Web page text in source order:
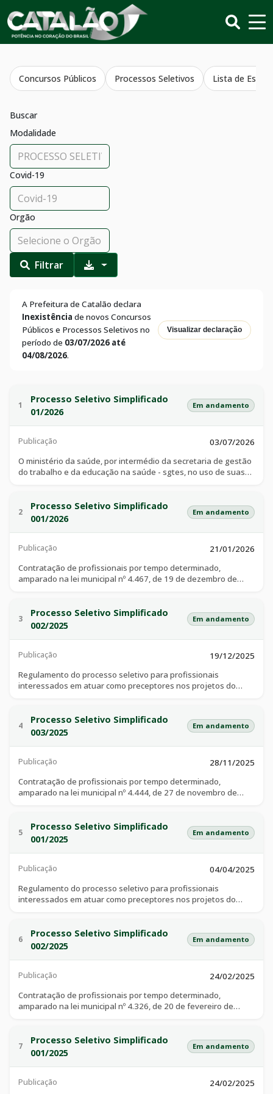
Concursos Públicos Processos Seletivos Lista de
Buscar
Modalidade
Covid-19
Orgão
Filtrar
A Prefeitura de Catalão declara
Inexistência de novos Concursos
Públicos e Processos Seletivos no
período de 03/07/2026 até
04/08/2026.
Visualizar declaração
1
Processo Seletivo Simplificado
01/2026
Em andamento
Publicação
03/07/2026
O ministério da saúde, por intermédio da secretaria de gestão
do trabalho e da educação na saúde - sgtes, no uso de suas
considerando a lei nº 8.080, de 19 de setembro de 1990; a lei
nº 11.129, de 30 de junho de 2005, e a portaria interministerial
secretarias de saúde e as instituições de educação superior -
propostas de projetos, com vistas à seleção de projetos no
âmbito do programa de educação pelo trabalho saúde - pet-
2
Processo Seletivo Simplificado
001/2026
Em andamento
Publicação
21/01/2026
Contratação de profissionais por tempo determinado,
amparado na lei municipal nº 4.467, de 19 de dezembro de
de goiás, o “projeto esporte total”, vinculado a secretaria
municipal de esportes, juventude e lazer, voltado à promoção
idosos.
3
Processo Seletivo Simplificado
002/2025
Em andamento
Publicação
19/12/2025
Regulamento do processo seletivo para profissionais
interessados em atuar como preceptores nos projetos do
enfermagem, objetivando o processo de integração
ensinoserviço-comunidade, conforme termo de contrato
4
Processo Seletivo Simplificado
003/2025
Em andamento
Publicação
28/11/2025
Contratação de profissionais por tempo determinado,
amparado na lei municipal nº 4.444, de 27 de novembro de
decorrência de afastamento ou licença de servidores
ocupantes de cargos efetivos, quando o serviço público não
5
Processo Seletivo Simplificado
001/2025
Em andamento
Publicação
04/04/2025
Regulamento do processo seletivo para profissionais
interessados em atuar como preceptores nos projetos do
integração ensino-serviço-comunidade, conforme termo de
contrato organizado de ação pública ensino-saúde (coapes)
6
Processo Seletivo Simplificado
002/2025
Em andamento
Publicação
24/02/2025
Contratação de profissionais por tempo determinado,
amparado na lei municipal nº 4.326, de 20 de fevereiro de
de libras/português e braile na rede de ensino, os quais
destinam a acompanhar, planejar e atuar junto com o
7
Processo Seletivo Simplificado
001/2025
Em andamento
Publicação 24/02/2025